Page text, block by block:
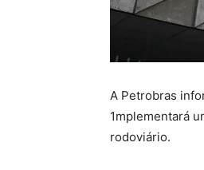
A Petrobras
1mplementará
rodoviário.